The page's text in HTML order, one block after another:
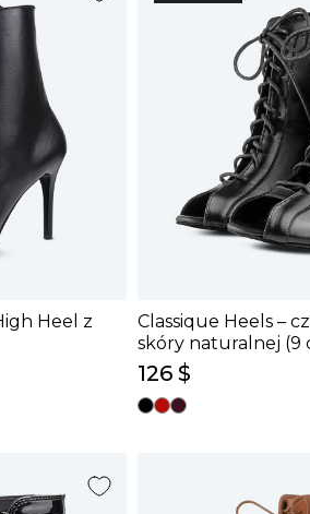
Heel z
Classique Heels –
skóry naturalnej (9
126 $